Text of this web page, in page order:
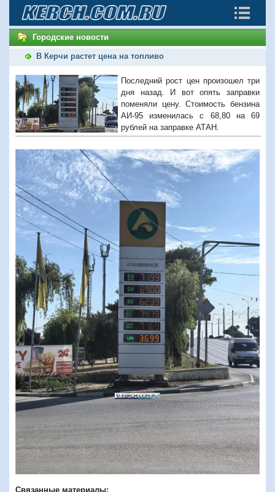
Городские новости
В Керчи растет цена на топливо
Последний рост цен произошел три
дня назад. И вот опять заправки
поменяли цену. Стоимость бензина
АИ-95 изменилась с 68,80 на 69
рублей на заправке АТАН.
Связанные материалы: